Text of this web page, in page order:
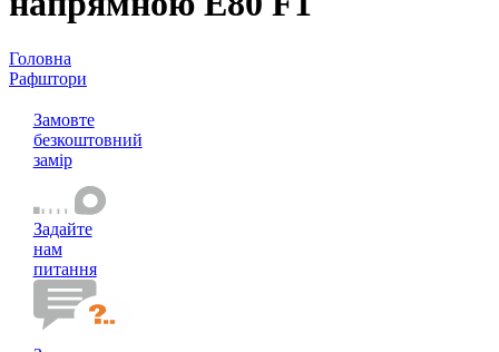
Головна
Рафштори
Замовте
безкоштовний
замір
Задайте
нам
питання